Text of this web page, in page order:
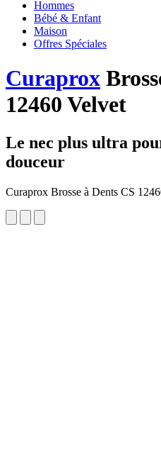
Hommes
Bébé & Enfant
Maison
Offres Spéciales
Curaprox
12460 Velvet
Le nec plus ultra
douceur
Curaprox Brosse à Dents CS